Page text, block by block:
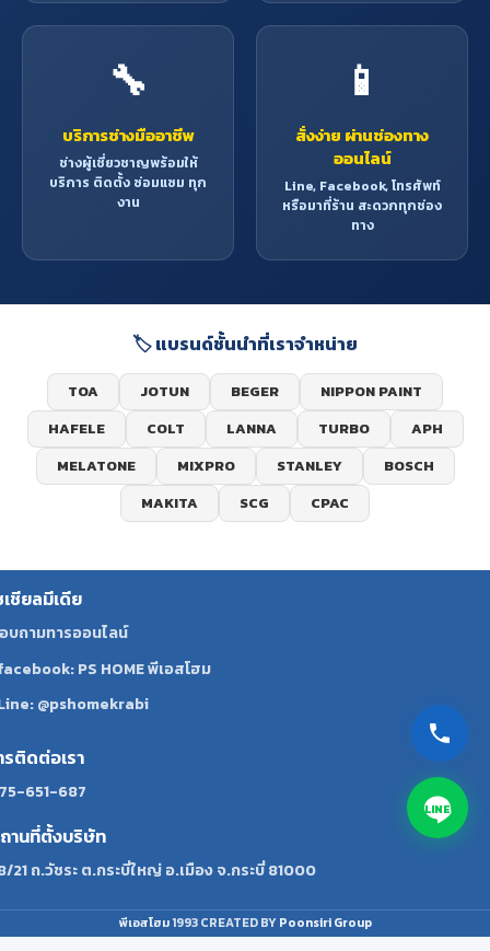
🔧
บริการช่างมืออาชีพ
ช่างผู้เชี่ยวชาญพร้อมให้
บริการ ติดตั้ง ซ่อมแซม ทุก
งาน
📱
สั่งง่าย ผ่านช่องทาง
ออนไลน์
Line, Facebook, โทรศัพท์
หรือมาที่ร้าน สะดวกทุกช่อง
ทาง
🏷️ แบรนด์ชั้นนำที่เราจำหน่าย
TOA JOTUN BEGER
NIPPON PAINT
HAFELE
COLT LANNA TURBO
APH
MELATONE
MIXPRO STANLEY
BOSCH
MAKITA
SCG CPAC
เชียลมีเดีย
บถามทารออนไลน์
PS HOME พีเอสโฮม
@pshomekrabi
รติดต่อเรา
651-687
านที่ตั้งบริษัท
21 ถ.วัชระ ต.กระบี่ใหญ่ อ.เมือง จ.กระบี่ 81000
พีเอสโฮม1993 CREATED BYPoonsiri Group
LINE